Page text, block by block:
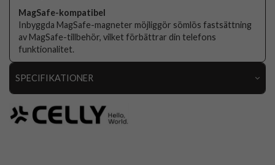
MagSafe-kompatibel
Inbyggda MagSafe-magneter möjliggör sömlös fastsättning
av MagSafe-tillbehör, vilket förbättrar din telefons
funktionalitet.
SPECIFIKATIONER
Artikelnummer
Passar till